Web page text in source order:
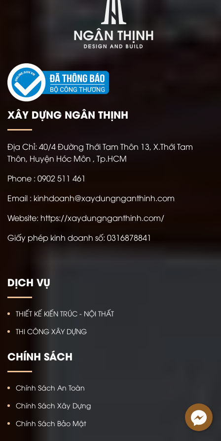
XÂY DỰNG NGÂN THỊNH
Địa Chỉ: 40/4 Đường Thới Tam Thôn 13, X.Thới Tam
Thôn, Huyện Hóc Môn , Tp.HCM
Phone : 0902 511 461
Email : kinhdoanh@xaydungnganthinh.com
Website: https://xaydungnganthinh.com/
Giấy phép kinh doanh số: 0316878841
DỊCH VỤ
THIẾT KẾ KIẾN TRÚC - NỘI THẤT
THI CÔNG XÂY DỰNG
CHÍNH SÁCH
Chính Sách An Toàn
Chính Sách Xây Dựng
Chính Sách Bảo Mật